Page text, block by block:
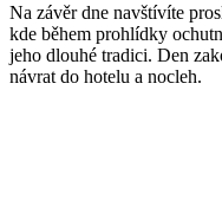
Na závěr dne navštívíte
kde během prohlídky
jeho dlouhé tradici. Den
návrat do hotelu a nocleh.